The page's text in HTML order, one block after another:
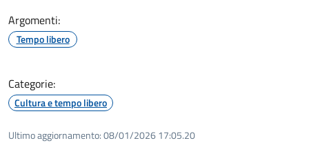
Argomenti:
Tempo libero
Categorie:
Cultura e tempo libero
Ultimo aggiornamento:08/01/2026 17:05.20